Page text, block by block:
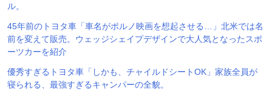
ル。
45年前のトヨタ車「車名がポルノ映画を想起させる…」北米では名
前を変えて販売。ウェッジシェイプデザインで大人気となったスポ
ーツカーを紹介
優秀すぎるトヨタ車「しかも、チャイルドシートOK」家族全員が
寝られる、最強すぎるキャンパーの全貌。